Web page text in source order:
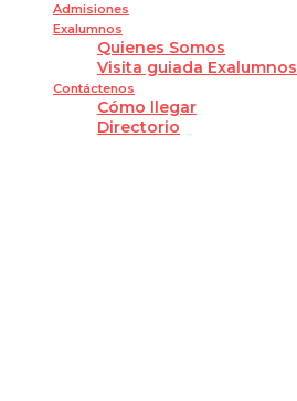
Admisiones
Exalumnos
Quienes Somos
Visita guiada Exalumnos
Contáctenos
Cómo llegar
Directorio